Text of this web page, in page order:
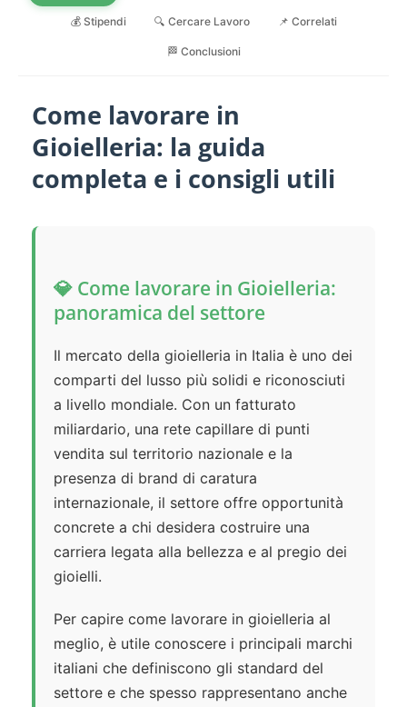
💰 Stipendi 🔍 Cercare Lavoro 📌 Correlati
🏁 Conclusioni
Come lavorare in
Gioielleria: la guida
completa e i consigli utili
💎 Come lavorare in Gioielleria:
panoramica del settore
Il mercato della gioielleria in Italia è uno dei
comparti del lusso più solidi e riconosciuti
a livello mondiale. Con un fatturato
miliardario, una rete capillare di punti
vendita sul territorio nazionale e la
presenza di brand di caratura
internazionale, il settore offre opportunità
concrete a chi desidera costruire una
carriera legata alla bellezza e al pregio dei
gioielli.
Per capire come lavorare in gioielleria al
meglio, è utile conoscere i principali marchi
italiani che definiscono gli standard del
settore e che spesso rappresentano anche